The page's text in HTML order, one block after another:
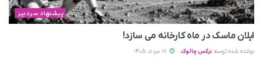
پیشنهاد سردبیر
ایلان ماسک در ماه کارخانه می سازد!
نوشته شده توسط نرگس چالوک